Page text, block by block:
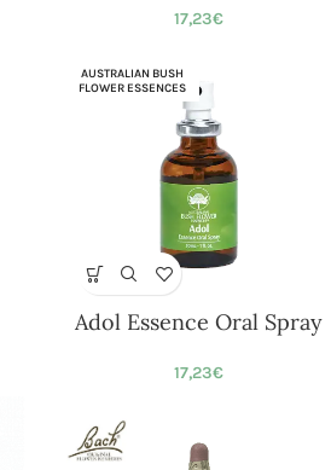
17,23€
AUSTRALIAN BUSH
FLOWER ESSENCES
Adol Essence Oral Spray
17,23€